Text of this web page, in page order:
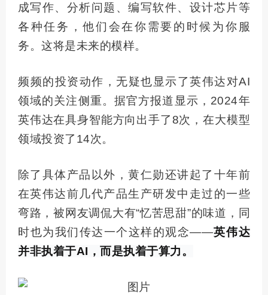
成写作、分析问题、编写软件、设计芯片等
各种任务，他们会在你需要的时候为你服
务。这将是未来的模样。
频频的投资动作，无疑也显示了英伟达对AI
领域的关注侧重。据官方报道显示，2024年
英伟达在具身智能方向出手了8次，在大模型
领域投资了14次。
除了具体产品以外，黄仁勋还讲起了十年前
在英伟达前几代产品生产研发中走过的一些
弯路，被网友调侃大有“忆苦思甜”的味道，同
时也为我们传达一个这样的观念——英伟达
并非执着于AI，而是执着于算力。